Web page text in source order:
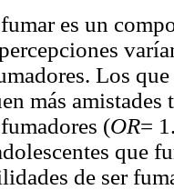
es un
Los
más
(OR=
que
de ser